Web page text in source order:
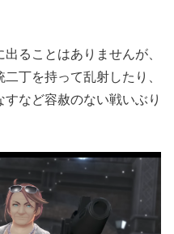
ることはありませんが、
丁を持って乱射したり、
など容赦のない戦いぶり